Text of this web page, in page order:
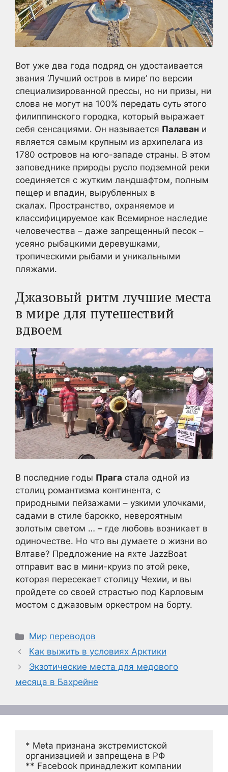
Вот уже два года подряд он удостаивается
звания ‘Лучший остров в мире’ по версии
специализированной прессы, но ни призы, ни
слова не могут на 100% передать суть этого
филиппинского городка, который выражает
себя сенсациями. Он называется Палаван и
является самым крупным из архипелага из
1780 островов на юго-западе страны. В этом
заповеднике природы русло подземной реки
соединяется с жутким ландшафтом, полным
пещер и впадин, вырубленных в
скалах. Пространство, охраняемое и
классифицируемое как Всемирное наследие
человечества – даже запрещенный песок –
усеяно рыбацкими деревушками,
тропическими рыбами и уникальными
пляжами.
Джазовый ритм лучшие места
в мире для путешествий
вдвоем
В последние годы Прага стала одной из
столиц романтизма континента, с
природными пейзажами – узкими улочками,
садами в стиле барокко, невероятным
золотым светом … – где любовь возникает в
одиночестве. Но что вы думаете о жизни во
Влтаве? Предложение на яхте JazzBoat
отправит вас в мини-круиз по этой реке,
которая пересекает столицу Чехии, и вы
пройдете со своей страстью под Карловым
мостом с джазовым оркестром на борту.
Рубрики
Мир переводов
Как выжить в условиях Арктики
Экзотические места для медового
месяца в Бахрейне
* Meta признана экстремистской
организацией и запрещена в РФ
** Facebook принадлежит компании